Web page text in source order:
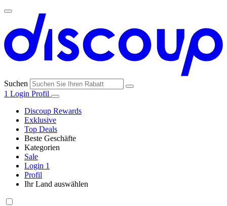
Suchen
1 Login Profil
Discoup Rewards
Exklusive
Top Deals
Beste Geschäfte
Amazon
Kategorien
Sale
Login 1
Profil
Ihr Land auswählen